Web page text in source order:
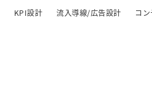
KPI設計 流入導線/広告設計 コ